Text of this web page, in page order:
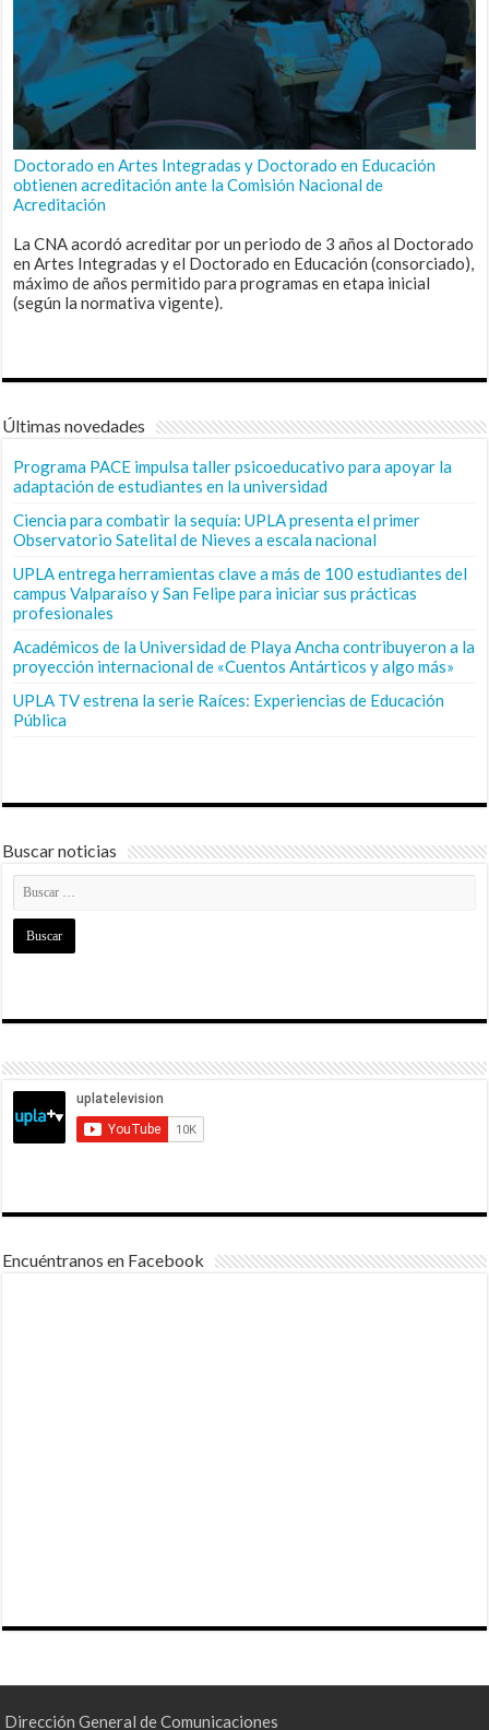
Doctorado en Artes Integradas y Doctorado en Educación
obtienen acreditación ante la Comisión Nacional de
Acreditación
La CNA acordó acreditar por un periodo de 3 años al Doctorado
en Artes Integradas y el Doctorado en Educación (consorciado),
máximo de años permitido para programas en etapa inicial
(según la normativa vigente).
Últimas novedades
Programa PACE impulsa taller psicoeducativo para apoyar la
adaptación de estudiantes en la universidad
Ciencia para combatir la sequía: UPLA presenta el primer
Observatorio Satelital de Nieves a escala nacional
UPLA entrega herramientas clave a más de 100 estudiantes del
campus Valparaíso y San Felipe para iniciar sus prácticas
profesionales
Académicos de la Universidad de Playa Ancha contribuyeron a la
proyección internacional de «Cuentos Antárticos y algo más»
UPLA TV estrena la serie Raíces: Experiencias de Educación
Pública
Buscar noticias
Encuéntranos en Facebook
Dirección General de Comunicaciones